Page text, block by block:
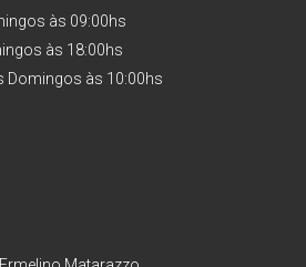
às 09:00hs
às 18:00hs
Domingos às 10:00hs